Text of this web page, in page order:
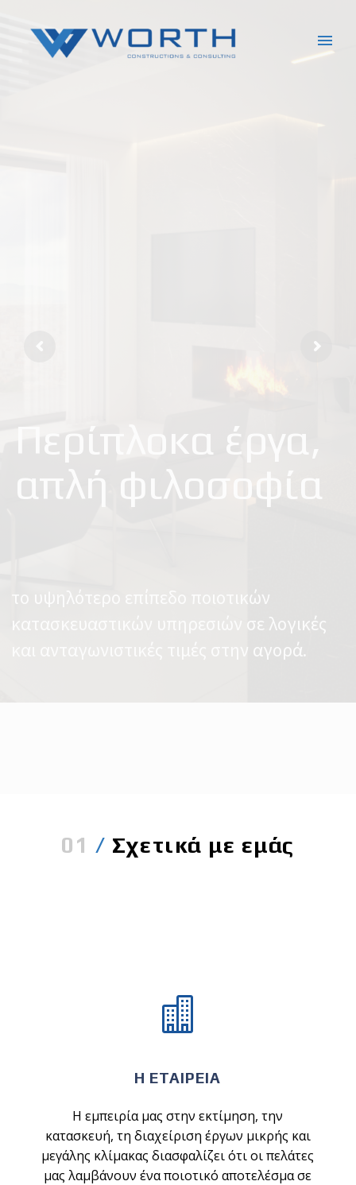
Περίπλοκα έργα,
απλή φιλοσοφία
το υψηλότερο επίπεδο ποιοτικών
κατασκευαστικών υπηρεσιών σε λογικές
και ανταγωνιστικές τιμές στην αγορά.
01 / Σχετικά με εμάς


Η ΕΤΑΙΡΕΙΑ
Η εμπειρία μας στην εκτίμηση, την
κατασκευή, τη διαχείριση έργων μικρής και
μεγάλης κλίμακας διασφαλίζει ότι οι πελάτες
μας λαμβάνουν ένα ποιοτικό αποτελέσμα σε